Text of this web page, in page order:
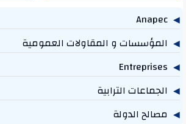
و المقاولات العمومية
الترابية
الدولة